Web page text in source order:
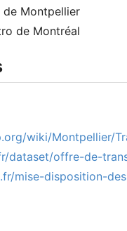
de Montpellier
de Montréal
wiki/Montpellier/
dataset/offre-de-
mise-disposition-